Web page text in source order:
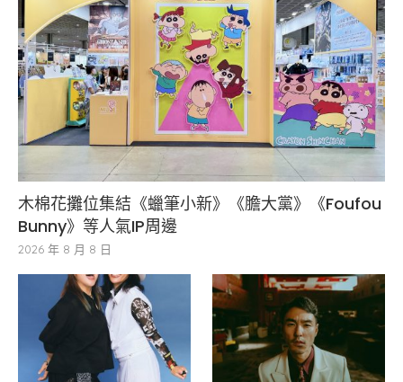
木棉花攤位集結《蠟筆小新》《膽大黨》《Foufou
Bunny》等人氣IP周邊
2026 年 8 月 8 日